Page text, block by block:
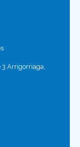
Arrigorriaga,